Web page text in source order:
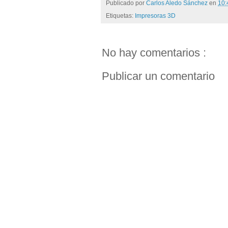
Publicado por Carlos Aledo Sánchez en
Etiquetas: Impresoras 3D
No hay comentarios :
Publicar un comentario